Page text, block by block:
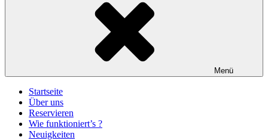
Menü
Startseite
Über uns
Reservieren
Wie funktioniert’s ?
Neuigkeiten